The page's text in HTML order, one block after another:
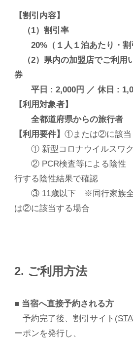
【割引内容】
（1）割引率
20%（１人１泊あたり・割
（2）県内の加盟店でご利用
券
平日 : 2,000円 ／ 休日 :
【利用対象者】
全都道府県からの旅行者
【利用要件】 ①または②に該当
① 新型コロナウイルスワク
② PCR検査等による陰性
行する陰性結果で確認
③ 11歳以下 ※同行家族全
は②に該当する場合
2. ご利用方法
■ 当宿へ直接予約される方
予約完了後、割引サイト
ーポンを発行し、